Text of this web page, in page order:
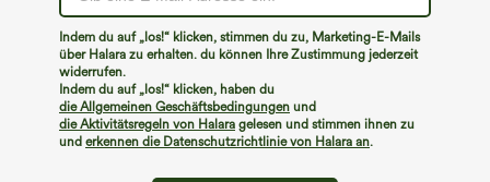
Indem du auf „los!“ klicken, stimmen du zu, Marketing-E-Mails
über Halara zu erhalten. du können Ihre Zustimmung jederzeit
widerrufen.
Indem du auf „los!“ klicken, haben du
die Allgemeinen Geschäftsbedingungen und
die Aktivitätsregeln von Halara gelesen und stimmen ihnen zu
und erkennen die Datenschutzrichtlinie von Halara an.